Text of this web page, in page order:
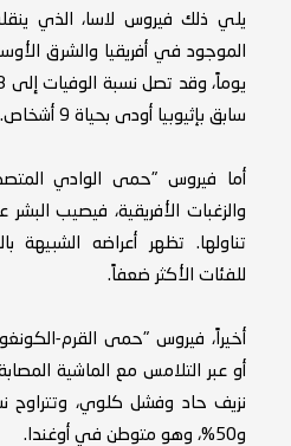
يلي ذلك فيروس لاسا، الذي
سابق بإثيوبيا أودى بحياة 9 أشخاص.
أما فيروس "حمى الوادي
والزغبات الأفريقية، فيصيب
تناولها. تظهر أعراضه الشبيهة
للفئات الأكثر ضعفاً.
أخيراً، فيروس "حمى القرم-الكونغو
أو عبر التلامس مع الماشية
و50%، وهو متوطن في أوغندا.